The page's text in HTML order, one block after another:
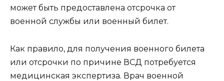
может быть предоставлена отсрочка от
военной службы или военный билет.
Как правило, для получения военного билета
или отсрочки по причине ВСД потребуется
медицинская экспертиза. Врач военной